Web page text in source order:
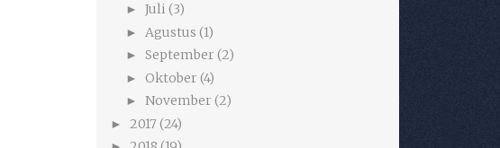
► Juli (3)
► Agustus (1)
► September (2)
► Oktober (4)
► November (2)
► 2017 (24)